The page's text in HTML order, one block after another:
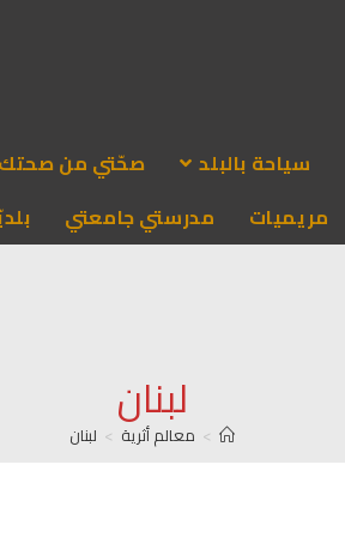
سياحة بالبلد صحّتي من صحتك
مريميات مدرستي جامعتي
لبنان
> معالم أثرية > لبنان